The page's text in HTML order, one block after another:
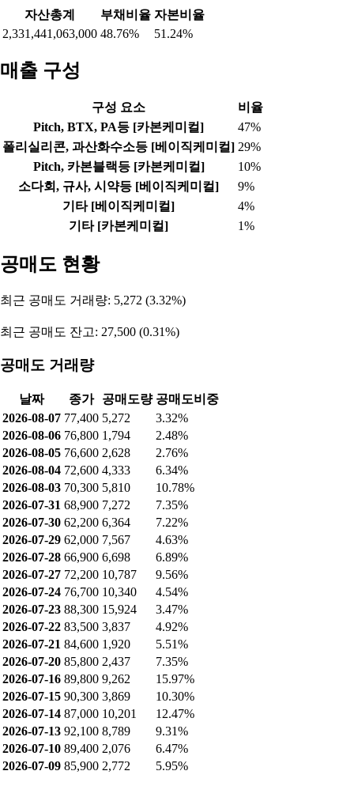
자산총계 부채비율 자본비율
2,331,441,063,000 48.76% 51.24%
매출 구성
구성 요소
비율
Pitch, BTX, PA등 [카본케미컬]
47%
폴리실리콘, 과산화수소등 [베이직케미컬] 29%
Pitch, 카본블랙등 [카본케미컬]
10%
소다회, 규사, 시약등 [베이직케미컬]
9%
기타 [베이직케미컬]
4%
기타 [카본케미컬]
1%
공매도 현황
최근 공매도 거래량: 5,272 (3.32%)
최근 공매도 잔고: 27,500 (0.31%)
공매도 거래량
날짜 종가 공매도량 공매도비중
2026-08-07 77,400 5,272
3.32%
2026-08-06 76,800 1,794
2.48%
2026-08-05 76,600 2,628
2.76%
2026-08-04 72,600 4,333
6.34%
2026-08-03 70,300 5,810
10.78%
2026-07-31 68,900 7,272
7.35%
2026-07-30 62,200 6,364
7.22%
2026-07-29 62,000 7,567
4.63%
2026-07-28 66,900 6,698
6.89%
2026-07-27 72,200 10,787
9.56%
2026-07-24 76,700 10,340
4.54%
2026-07-23 88,300 15,924
3.47%
2026-07-22 83,500 3,837
4.92%
2026-07-21 84,600 1,920
5.51%
2026-07-20 85,800 2,437
7.35%
2026-07-16 89,800 9,262
15.97%
2026-07-15 90,300 3,869
10.30%
2026-07-14 87,000 10,201
12.47%
2026-07-13 92,100 8,789
9.31%
2026-07-10 89,400 2,076
6.47%
2026-07-09 85,900 2,772 5.95%